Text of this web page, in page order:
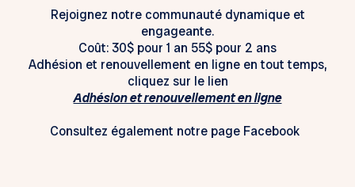
Rejoignez notre communauté dynamique et
engageante.
Coût: 30$ pour 1 an 55$ pour 2 ans
Adhésion et renouvellement en ligne en tout temps,
cliquez sur le lien
Adhésion et renouvellement en ligne
Consultez également notre page Facebook